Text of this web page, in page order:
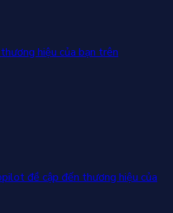
hiệu của bạn trên
đề cập đến thương hiệu của